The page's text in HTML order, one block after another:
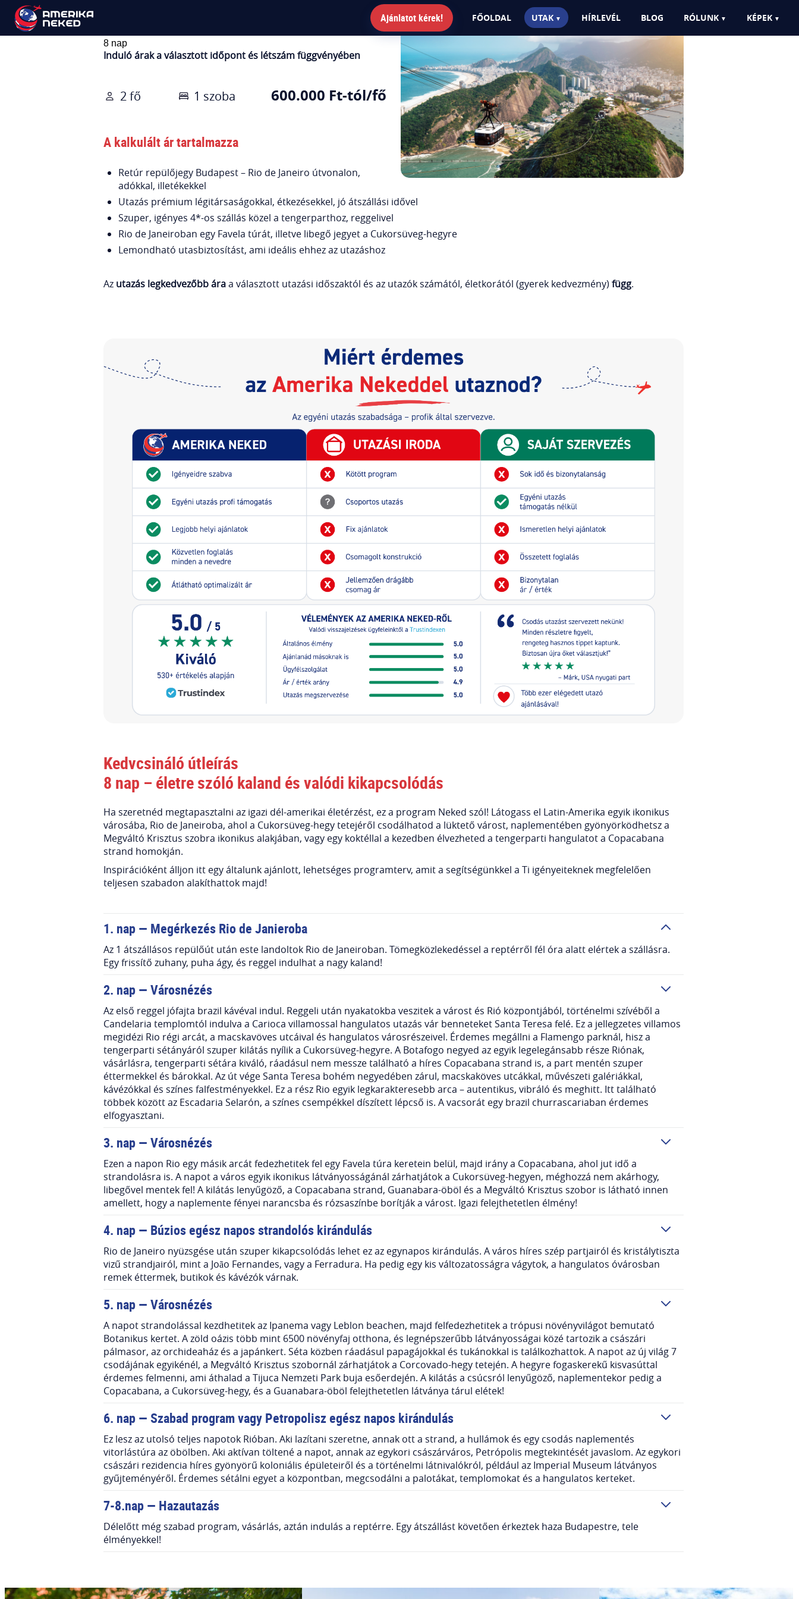
FŐOLDAL UTAK HÍRLEVÉL BLOG RÓLUNK KÉPEK
Ajánlatot kérek!
8 nap
Induló árak a választott időpont és létszám függvényében
2 fő 1 szoba 600.000 Ft-tól/fő
A kalkulált ár tartalmazza
Retúr repülőjegy Budapest – Rio de Janeiro útvonalon,
adókkal, illetékekkel
Utazás prémium légitársaságokkal, étkezésekkel, jó átszállási idővel
Szuper, igényes 4*-os szállás közel a tengerparthoz, reggelivel
Rio de Janeiroban egy Favela túrát, illetve libegő jegyet a Cukorsüveg-hegyre
Lemondható utasbiztosítást, ami ideális ehhez az utazáshoz
Az utazás legkedvezőbb áraa választott utazási időszaktól és az utazók számától, életkorától (gyerek kedvezmény) függ.
Kedvcsináló útleírás
8 nap – életre szóló kaland és valódi kikapcsolódás
Ha szeretnéd megtapasztalni az igazi dél-amerikai életérzést, ez a program Neked szól! Látogass el Latin-Amerika egyik ikonikus
városába, Rio de Janeiroba, ahol a Cukorsüveg-hegy tetejéről csodálhatod a lüktető várost, naplementében gyönyörködhetsz a
Megváltó Krisztus szobra ikonikus alakjában, vagy egy koktéllal a kezedben élvezheted a tengerparti hangulatot a Copacabana
strand homokján.
Inspirációként álljon itt egy általunk ajánlott, lehetséges programterv, amit a segítségünkkel a Ti igényeiteknek megfelelően
teljesen szabadon alakíthattok majd!
1. nap — Megérkezés Rio de Janieroba
Az 1 átszállásos repülőút után este landoltok Rio de Janeiroban. Tömegközlekedéssel a reptérről fél óra alatt elértek a szállásra.
Egy frissítő zuhany, puha ágy, és reggel indulhat a nagy kaland!
2. nap — Városnézés
Az első reggel jófajta brazil kávéval indul. Reggeli után nyakatokba veszitek a várost és Rió központjából, történelmi szívéből a
Candelaria templomtól indulva a Carioca villamossal hangulatos utazás vár benneteket Santa Teresa felé. Ez a jellegzetes villamos
megidézi Rio régi arcát, a macskavöves utcáival és hangulatos városrészeivel. Érdemes megállni a Flamengo parknál, hisz a
tengerparti sétányáról szuper kilátás nyílik a Cukorsüveg-hegyre. A Botafogo negyed az egyik legelegánsabb része Riónak,
vásárlásra, tengerparti sétára kiváló, ráadásul nem messze található a híres Copacabana strand is, a part mentén szuper
éttermekkel és bárokkal. Az út vége Santa Teresa bohém negyedében zárul, macskaköves utcákkal, művészeti galériákkal,
kávézókkal és színes falfestményekkel. Ez a rész Rio egyik legkarakteresebb arca – autentikus, vibráló és meghitt. Itt található
többek között az Escadaria Selarón, a színes csempékkel díszített lépcső is. A vacsorát egy brazil churrascariaban érdemes
elfogyasztani.
3. nap — Városnézés
Ezen a napon Rio egy másik arcát fedezhetitek fel egy Favela túra keretein belül, majd irány a Copacabana, ahol jut idő a
strandolásra is. A napot a város egyik ikonikus látványosságánál zárhatjátok a Cukorsüveg-hegyen, méghozzá nem akárhogy,
libegővel mentek fel! A kilátás lenyűgöző, a Copacabana strand, Guanabara-öböl és a Megváltó Krisztus szobor is látható innen
amellett, hogy a naplemente fényei narancsba és rózsaszínbe borítják a várost. Igazi felejthetetlen élmény!
4. nap — Búzios egész napos strandolós kirándulás
Rio de Janeiro nyüzsgése után szuper kikapcsolódás lehet ez az egynapos kirándulás. A város híres szép partjairól és kristálytiszta
vizű strandjairól, mint a João Fernandes, vagy a Ferradura. Ha pedig egy kis változatosságra vágytok, a hangulatos óvárosban
remek éttermek, butikok és kávézók várnak.
5. nap — Városnézés
A napot strandolással kezdhetitek az Ipanema vagy Leblon beachen, majd felfedezhetitek a trópusi növényvilágot bemutató
Botanikus kertet. A zöld oázis több mint 6500 növényfaj otthona, és legnépszerűbb látványosságai közé tartozik a császári
pálmasor, az orchideaház és a japánkert. Séta közben ráadásul papagájokkal és tukánokkal is találkozhattok. A napot az új világ 7
csodájának egyikénél, a Megváltó Krisztus szobornál zárhatjátok a Corcovado-hegy tetején. A hegyre fogaskerekű kisvasúttal
érdemes felmenni, ami áthalad a Tijuca Nemzeti Park buja esőerdején. A kilátás a csúcsról lenyűgöző, naplementekor pedig a
Copacabana, a Cukorsüveg-hegy, és a Guanabara-öböl felejthetetlen látványa tárul elétek!
6. nap — Szabad program vagy Petropolisz egész napos kirándulás
Ez lesz az utolsó teljes napotok Rióban. Aki lazítani szeretne, annak ott a strand, a hullámok és egy csodás naplementés
vitorlástúra az öbölben. Aki aktívan töltené a napot, annak az egykori császárváros, Petrópolis megtekintését javaslom. Az egykori
császári rezidencia híres gyönyörű koloniális épületeiről és a történelmi látnivalókról, például az Imperial Museum látványos
gyűjteményéről. Érdemes sétálni egyet a központban, megcsodálni a palotákat, templomokat és a hangulatos kerteket.
7-8.nap — Hazautazás
Délelőtt még szabad program, vásárlás, aztán indulás a reptérre. Egy átszállást követően érkeztek haza Budapestre, tele
élményekkel!